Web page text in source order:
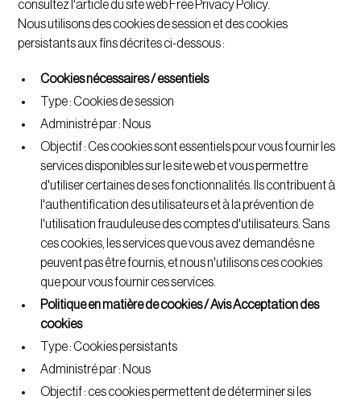
consultez l'article dusite web Free Privacy Policy.
Nous utilisons des cookies de session et des cookies
persistants aux fins décrites ci-dessous :
Cookies nécessaires / essentiels
Type : Cookies de session
Administré par : Nous
Objectif : Ces cookies sont essentiels pour vous fournir les
services disponibles sur le site web et vous permettre
d'utiliser certaines de ses fonctionnalités. Ils contribuent à
l'authentification des utilisateurs et à la prévention de
l'utilisation frauduleuse des comptes d'utilisateurs. Sans
ces cookies, les services que vous avez demandés ne
peuvent pas être fournis, et nous n'utilisons ces cookies
que pour vous fournir ces services.
Politique en matière de cookies / Avis Acceptation des
cookies
Type : Cookies persistants
Administré par : Nous
Objectif : ces cookies permettent de déterminer si les